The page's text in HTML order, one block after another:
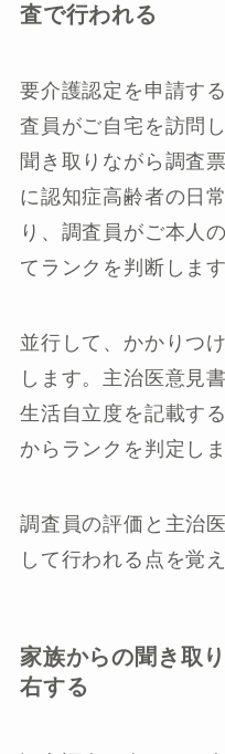
査で行われる
要介護認定を申請す
査員がご自宅を訪問
聞き取りながら調査
に認知症高齢者の日
り、調査員がご本人
てランクを判断します
並行して、かかりつ
します。主治医意見
生活自立度を記載す
からランクを判定しま
調査員の評価と主治
して行われる点を覚
家族からの聞き取
右する